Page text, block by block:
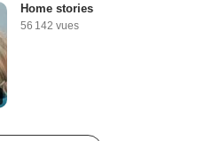
Home stories
56 142 vues